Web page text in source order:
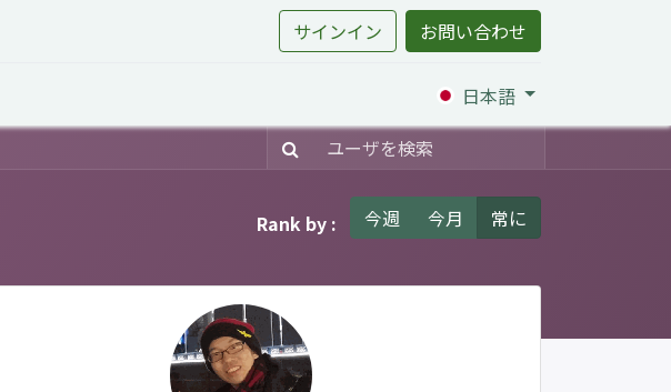
サインイン お問い合わせ
日本語
Rank by : 今週 今月 常に